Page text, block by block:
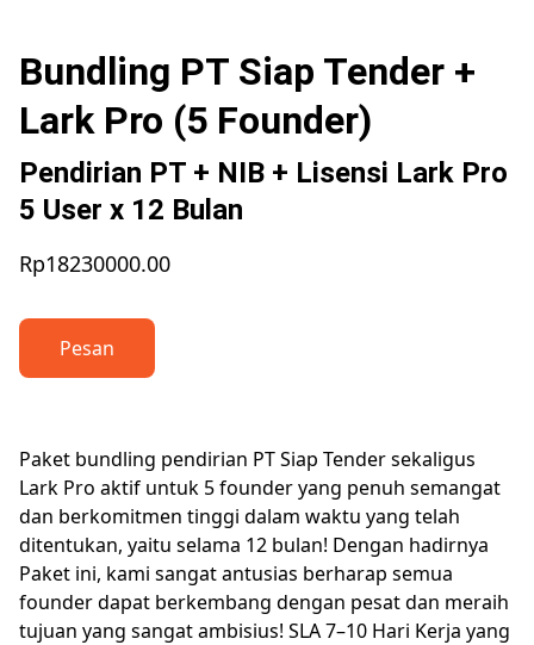
Bundling PT Siap Tender +
Lark Pro (5 Founder)
Pendirian PT + NIB + Lisensi Lark Pro
5 User x 12 Bulan
Rp18230000.00
Pesan
Paket bundling pendirian PT Siap Tender sekaligus
Lark Pro aktif untuk 5 founder yang penuh semangat
dan berkomitmen tinggi dalam waktu yang telah
ditentukan, yaitu selama 12 bulan! Dengan hadirnya
Paket ini, kami sangat antusias berharap semua
founder dapat berkembang dengan pesat dan meraih
tujuan yang sangat ambisius! SLA 7–10 Hari Kerja yang